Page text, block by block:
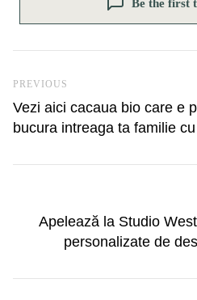
Previous Post
PREVIOUS
Vezi aici cacaua bio care e
bucura intreaga ta familie
Apelează la Studio
personalizate de